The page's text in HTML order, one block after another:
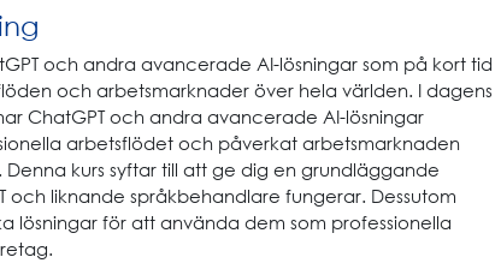
och andra avancerade AI-lösningar som på kort tid
och arbetsmarknader över hela världen. I dagens
ChatGPT och andra avancerade AI-lösningar
arbetsflödet och påverkat arbetsmarknaden
kurs syftar till att ge dig en grundläggande
och liknande språkbehandlare fungerar. Dessutom
lösningar för att använda dem som professionella